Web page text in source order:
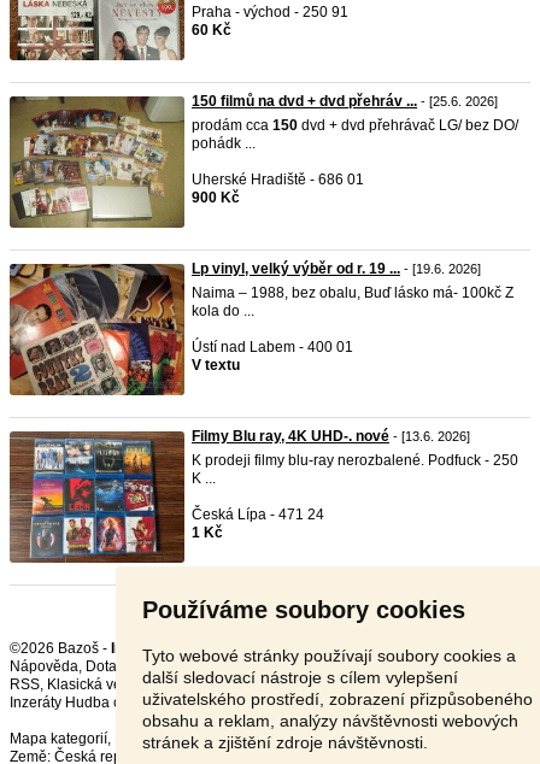
Používáme soubory cookies
Tyto webové stránky používají soubory cookies a
další sledovací nástroje s cílem vylepšení
uživatelského prostředí, zobrazení přizpůsobeného
obsahu a reklam, analýzy návštěvnosti webových
stránek a zjištění zdroje návštěvnosti.
Praha - východ - 250 91
60 Kč
150 filmů na dvd + dvd přehráv ... - [25.6. 2026]
prodám cca 150 dvd + dvd přehrávač LG/ bez DO/
pohádk ...
Uherské Hradiště - 686 01
900 Kč
Lp vinyl, velký výběr od r. 19 ... - [19.6. 2026]
Naima – 1988, bez obalu, Buď lásko má- 100kč Z
kola do ...
Ústí nad Labem - 400 01
V textu
Filmy Blu ray, 4K UHD-. nové - [13.6. 2026]
K prodeji filmy blu-ray nerozbalené. Podfuck - 250
K ...
Česká Lípa - 471 24
1 Kč
©2026 Bazoš - Inzerce, Bazar
Nápověda, Dotazy Hodnocení,Kontakt,Reklama,Podmínky,Ochrana údajů,
RSS,
Inzeráty Hudba celkem:18944, za 24 hodin:550
Mapa kategorií,
Nejvyhledávanější výrazy
Země: Česká republika Slovensko Rakousko